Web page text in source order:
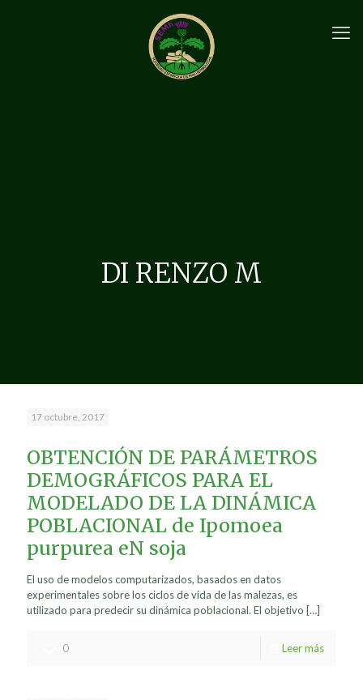
DI RENZO M
17 octubre, 2017
OBTENCIÓN DE PARÁMETROS
DEMOGRÁFICOS PARA EL
MODELADO DE LA DINÁMICA
POBLACIONAL de Ipomoea
purpurea eN soja
El uso de modelos computarizados, basados en datos
experimentales sobre los ciclos de vida de las malezas, es
utilizado para predecir su dinámica poblacional. El objetivo […]
0 Leer más